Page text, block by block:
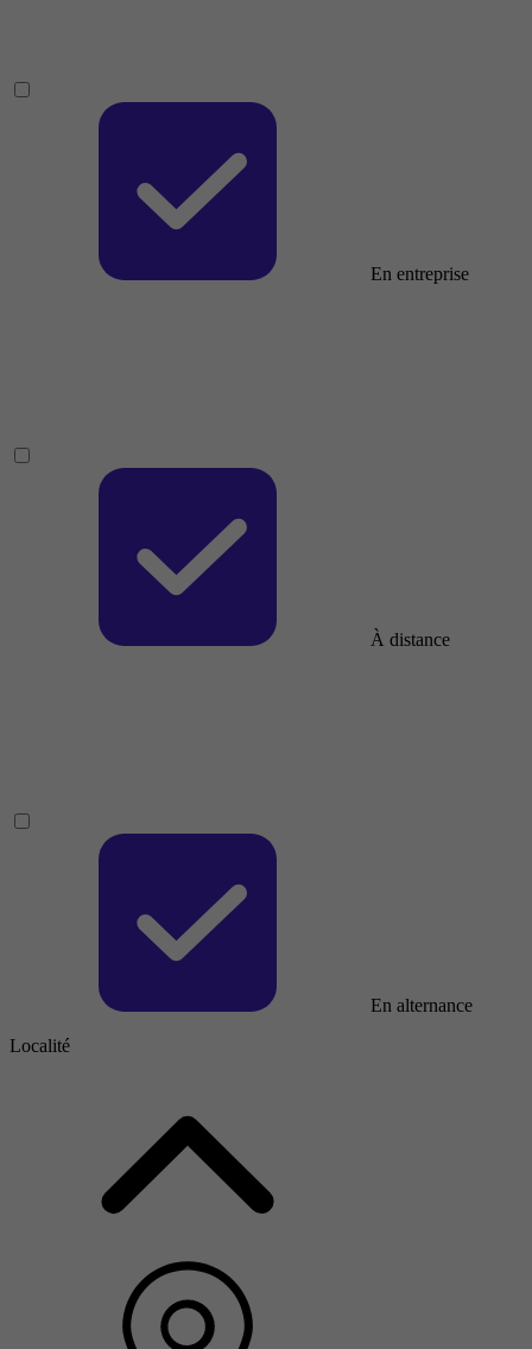
En entreprise
À distance
En alternance
Localité